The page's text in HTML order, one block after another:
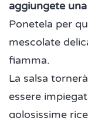
aggiungete
Ponetela per
mescolate
fiamma.
La salsa
essere
golosissime